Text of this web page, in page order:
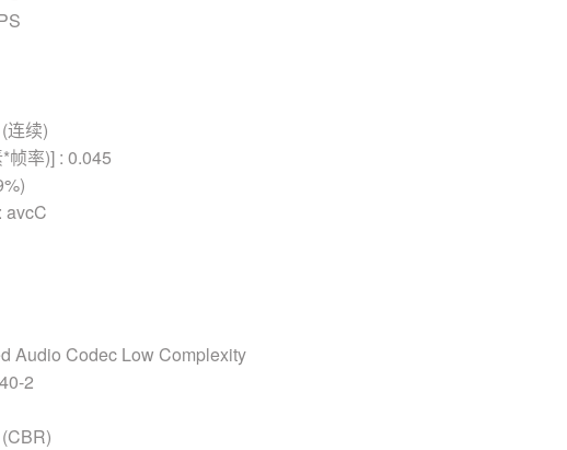
连续)
帧率)] : 0.045
avcC
Audio Codec Low Complexity
2